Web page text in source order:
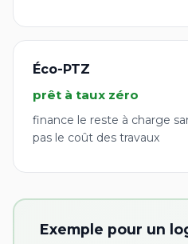
Éco-PTZ
prêt à taux zéro
finance le reste à charge
pas le coût des travaux
Exemple pour un